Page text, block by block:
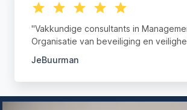
"Vakkundige consultants in
Organisatie van beveiliging en
JeBuurman